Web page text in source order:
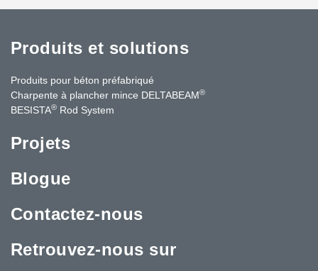
Produits et solutions
Produits pour béton préfabriqué
Charpente à plancher mince DELTABEAM®
BESISTA® Rod System
Projets
Blogue
Contactez-nous
Retrouvez-nous sur